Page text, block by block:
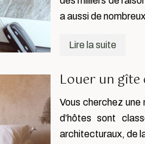
a aussi de
Lire la suite
Louer un gîte
Vous cherchez
d’hôtes sont
architecturaux, de